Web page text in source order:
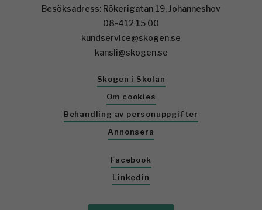
Besöksadress: Rökerigatan 19, Johanneshov
08-412 15 00
kundservice@skogen.se
kansli@skogen.se
Skogen i Skolan
Om cookies
Behandling av personuppgifter
Annonsera
Facebook
Linkedin